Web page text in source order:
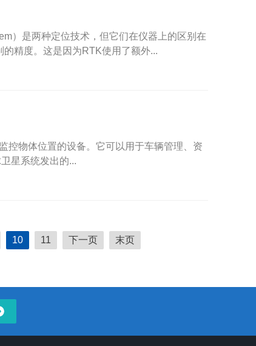
）是两种定位技术，但它们在仪器上的区别在
精度。这是因为RTK使用了额外...
控物体位置的设备。它可以用于车辆管理、资
星系统发出的...
10 11 下一页 末页